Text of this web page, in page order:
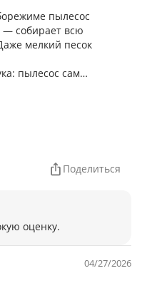
пылесос
— собирает всю
мелкий песок
пылесос сам
тише, на ковре
— это в
на 2–3 уборки
быстрее — минутПоделиться
оценку.
04/27/2026